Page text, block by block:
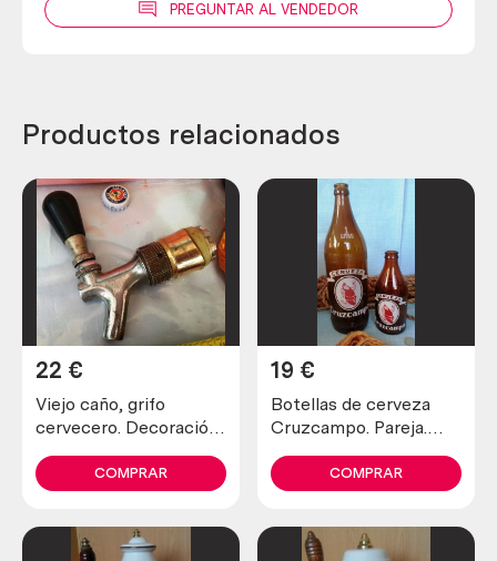
PREGUNTAR AL VENDEDOR
Productos relacionados
Viejo caño, grifo
cervecero. Decoración
22 €
COMPRAR
Botellas de cerveza
Cruzcampo. Pareja.
19 €
COMPRAR